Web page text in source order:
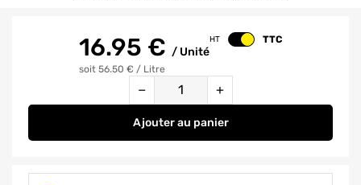
HT Changer le prix
TTC
16.95 € / Unité
soit 56.50 € / Litre
− +
Ajouterau panier
Pistolet pour cartouche